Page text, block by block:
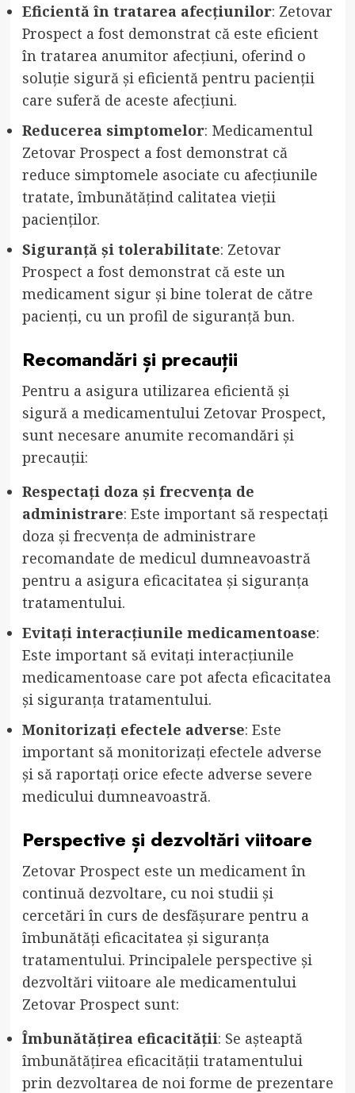
Eficientă în tratarea afecțiunilor: Zetovar
Prospect a fost demonstrat că este eficient
în tratarea anumitor afecțiuni, oferind o
soluție sigură și eficientă pentru pacienții
care suferă de aceste afecțiuni.
Reducerea simptomelor: Medicamentul
Zetovar Prospect a fost demonstrat că
reduce simptomele asociate cu afecțiunile
tratate, îmbunătățind calitatea vieții
pacienților.
Siguranță și tolerabilitate: Zetovar
Prospect a fost demonstrat că este un
medicament sigur și bine tolerat de către
pacienți, cu un profil de siguranță bun.
Recomandări și precauții
Pentru a asigura utilizarea eficientă și
sigură a medicamentului Zetovar Prospect,
sunt necesare anumite recomandări și
precauții:
Respectați doza și frecvența de
administrare: Este important să respectați
doza și frecvența de administrare
recomandate de medicul dumneavoastră
pentru a asigura eficacitatea și siguranța
tratamentului.
Evitați interacțiunile medicamentoase:
Este important să evitați interacțiunile
medicamentoase care pot afecta eficacitatea
și siguranța tratamentului.
Monitorizați efectele adverse: Este
important să monitorizați efectele adverse
și să raportați orice efecte adverse severe
medicului dumneavoastră.
Perspective și dezvoltări viitoare
Zetovar Prospect este un medicament în
continuă dezvoltare, cu noi studii și
cercetări în curs de desfășurare pentru a
îmbunătăți eficacitatea și siguranța
tratamentului. Principalele perspective și
dezvoltări viitoare ale medicamentului
Zetovar Prospect sunt:
Îmbunătățirea eficacității: Se așteaptă
îmbunătățirea eficacității tratamentului
prin dezvoltarea de noi forme de prezentare